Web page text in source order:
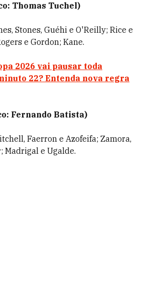
Thomas Tuchel)
Stones, Guéhi e O'Reilly; Rice e
e Gordon; Kane.
2026 vai pausar toda
22? Entenda nova regra
Fernando Batista)
Faerron e Azofeifa; Zamora,
Madrigal e Ugalde.